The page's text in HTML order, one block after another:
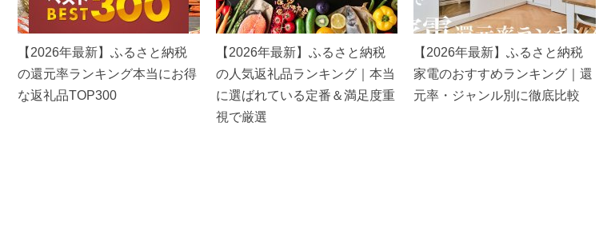
【2026年最新】ふるさと納税
の還元率ランキング本当にお得
な返礼品TOP300
【2026年最新】ふるさと納税
の人気返礼品ランキング｜本当
に選ばれている定番＆満足度重
視で厳選
【2026年最新】ふるさと納税
家電のおすすめランキング｜還
元率・ジャンル別に徹底比較